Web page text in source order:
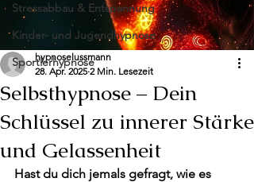
Stressabbau & Entspannung
Kinder- und Jugendhypnose
Sportlerhypnose
Selbsthypnose – Dein
Schlüssel zu innerer Stärke
und Gelassenheit
hypnoselussmann
28. Apr. 2025 2 Min. Lesezeit
Hast du dich jemals gefragt, wie es